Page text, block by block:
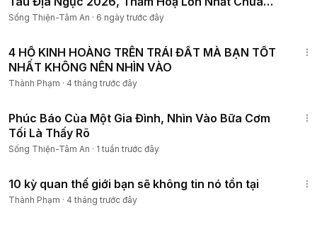
Đến!?
Sống Thiện-Tâm An · 6 ngày trước đây
4 HỐ KINH HOÀNG TRÊN TRÁI ĐẤT MÀ BẠN TỐT
NHẤT KHÔNG NÊN NHÌN VÀO
Thành Phạm · 4 tháng trước đây
Phúc Báo Của Một Gia Đình, Nhìn Vào Bữa Cơm
Tối Là Thấy Rõ
Sống Thiện-Tâm An · 1 tuần trước đây
10 kỳ quan thế giới bạn sẽ không tin nó tồn tại
Thành Phạm · 4 tháng trước đây